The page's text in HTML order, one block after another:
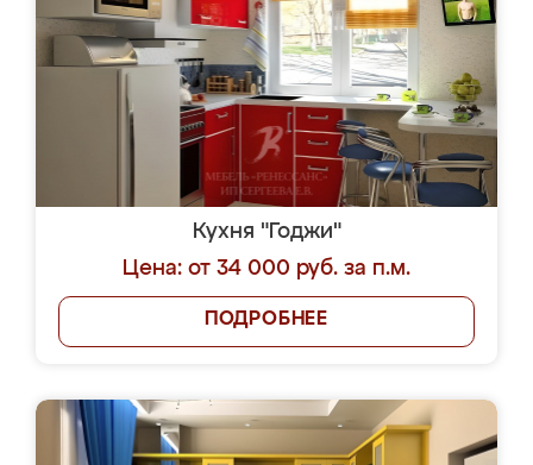
Кухня "Годжи"
Цена: от 34 000 руб. за п.м.
ПОДРОБНЕЕ